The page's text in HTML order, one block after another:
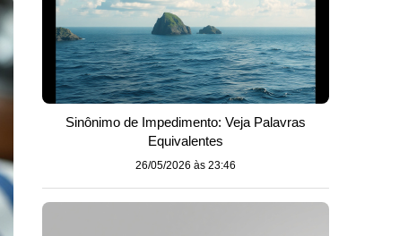
Sinônimo de Impedimento: Veja Palavras
Equivalentes
26/05/2026 às 23:46